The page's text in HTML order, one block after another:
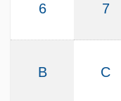
6 7
B C